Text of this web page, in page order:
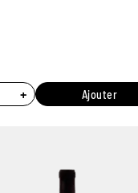
+ Ajouter